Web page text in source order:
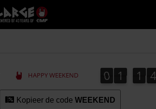
Large
–
Muziek-,
+
kleding
HAPPY WEEKEND 0
0 1
1 1
1 4
4
Kopieer de code WEEKEND